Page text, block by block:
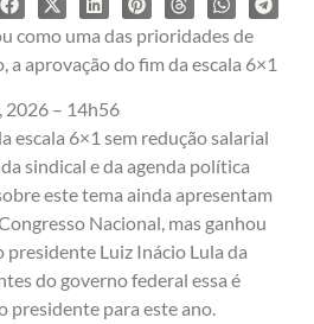
como uma das prioridades de
a aprovação do fim da escala 6×1
2026 – 14h56
escala 6×1 sem redução salarial
sindical e da agenda política
este tema ainda apresentam
Nacional, mas ganhou
presidente Luiz Inácio Lula da
do governo federal essa é
presidente para este ano.